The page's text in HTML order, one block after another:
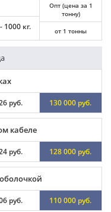
1000 кг.
Опт (цена за 1
тонну)
от 1 тонны
руб. 130 000 руб.
кабеле
руб. 128 000 руб.
руб. 110 000 руб.